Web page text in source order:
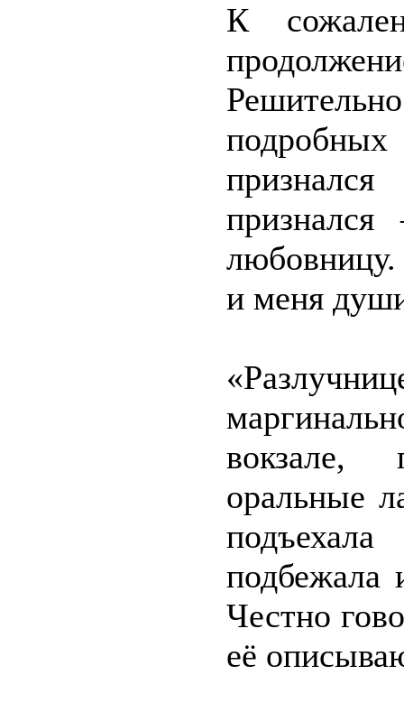
К
любовницу.
и меня
вокзале,
оральные
подбежала
Честно
её